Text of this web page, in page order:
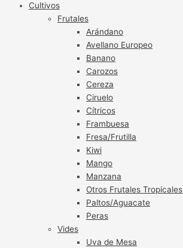
Cultivos
Frutales
Arándano
Avellano Europeo
Banano
Carozos
Cereza
Ciruelo
Cítricos
Frambuesa
Fresa/Frutilla
Kiwi
Mango
Manzana
Otros Frutales Tropicales
Paltos/Aguacate
Peras
Vides
Uva de Mesa